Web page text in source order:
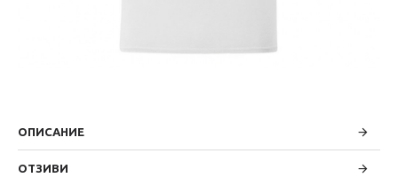
ОПИСАНИЕ
ОТЗИВИ